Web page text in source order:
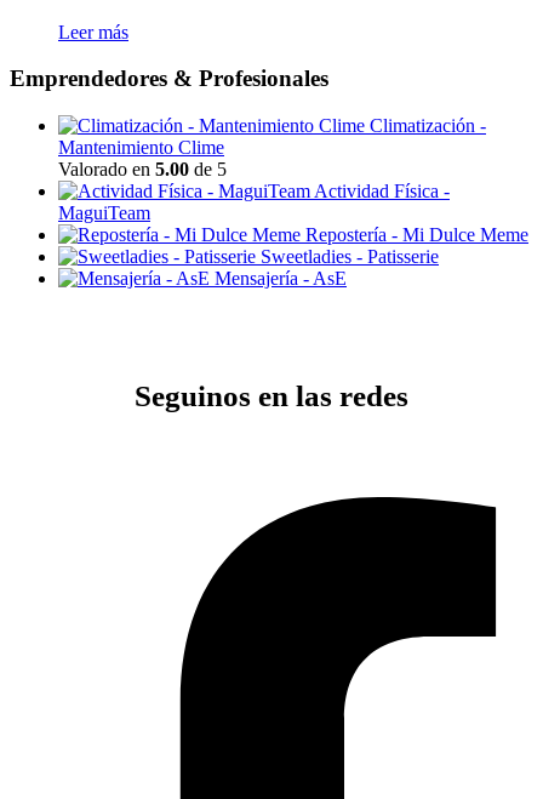
Leer más
Emprendedores & Profesionales
Climatización -
Mantenimiento Clime
Valorado en 5.00 de 5
Actividad Física -
MaguiTeam
Repostería - Mi Dulce Meme
Sweetladies - Patisserie
Mensajería - AsE
Seguinos en las redes